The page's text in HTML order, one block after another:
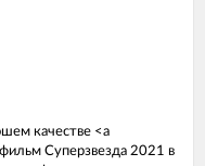
качестве <a
Суперзвезда 2021 в